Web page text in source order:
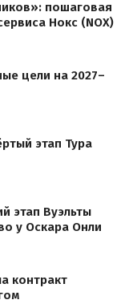
пошаговая
Нокс (NOX)
цели на 2027–
этап Тура
этап Вуэльты
у Оскара Онли
контракт